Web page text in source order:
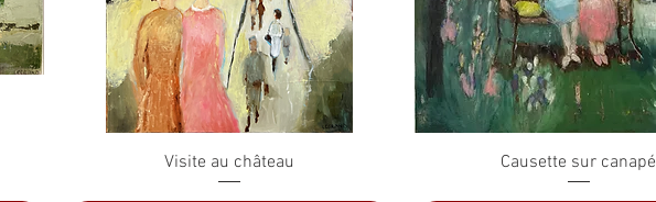
Aperçu rapide
Visite au château Aperçu rapide
Causette sur canapé